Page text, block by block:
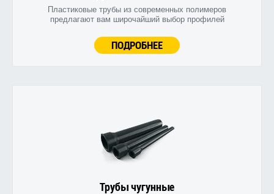
Пластиковые трубы из современных полимеров
предлагают вам широчайший выбор профилей
ПОДРОБНЕЕ
Трубы чугунные